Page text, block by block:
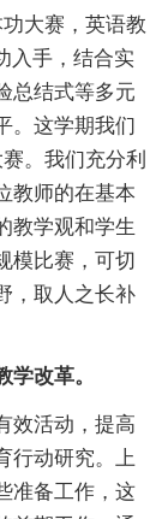
大赛，英语教
入手，结合实
总结式等多元
。这学期我们
。我们充分利
教师的在基本
教学观和学生
模比赛，可切
，取人之长补
改革。
效活动，提高
行动研究。上
准备工作，这